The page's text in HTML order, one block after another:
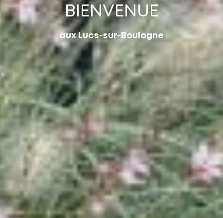
BIENVENUE
aux Lucs-sur-Boulogne